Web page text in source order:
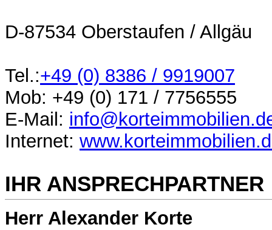
D-87534 Oberstaufen / Allgäu
Tel.:+49 (0) 8386 / 9919007
Mob: +49 (0) 171 / 7756555
E-Mail:
Internet:
IHR ANSPRECHPARTNER
Herr Alexander Korte